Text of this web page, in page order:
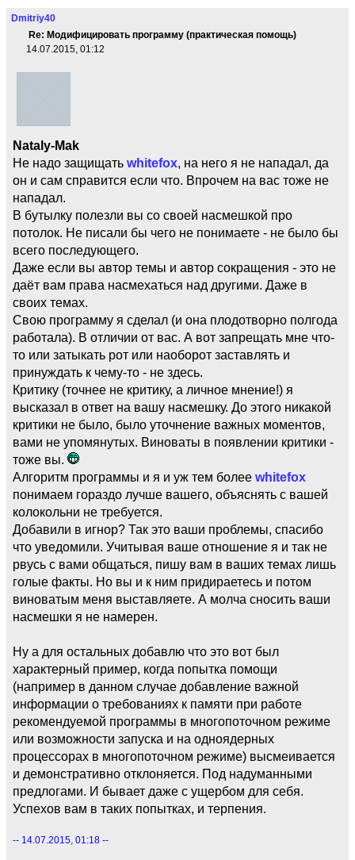
Dmitriy40
Re: Модифицировать программу (практическая помощь)
14.07.2015, 01:12
Nataly-Mak
Не надо защищать whitefox, на него я не нападал, да
он и сам справится если что. Впрочем на вас тоже не
нападал.
В бутылку полезли вы со своей насмешкой про
потолок. Не писали бы чего не понимаете - не было бы
всего последующего.
Даже если вы автор темы и автор сокращения - это не
даёт вам права насмехаться над другими. Даже в
своих темах.
Свою программу я сделал (и она плодотворно полгода
работала). В отличии от вас. А вот запрещать мне что-
то или затыкать рот или наоборот заставлять и
принуждать к чему-то - не здесь.
Критику (точнее не критику, а личное мнение!) я
высказал в ответ на вашу насмешку. До этого никакой
критики не было, было уточнение важных моментов,
вами не упомянутых. Виноваты в появлении критики -
тоже вы.
Алгоритм программы и я и уж тем более whitefox
понимаем гораздо лучше вашего, объяснять с вашей
колокольни не требуется.
Добавили в игнор? Так это ваши проблемы, спасибо
что уведомили. Учитывая ваше отношение я и так не
рвусь с вами общаться, пишу вам в ваших темах лишь
голые факты. Но вы и к ним придираетесь и потом
виноватым меня выставляете. А молча сносить ваши
насмешки я не намерен.
Ну а для остальных добавлю что это вот был
характерный пример, когда попытка помощи
(например в данном случае добавление важной
информации о требованиях к памяти при работе
рекомендуемой программы в многопоточном режиме
или возможности запуска и на одноядерных
процессорах в многопоточном режиме) высмеивается
и демонстративно отклоняется. Под надуманными
предлогами. И бывает даже с ущербом для себя.
Успехов вам в таких попытках, и терпения.
-- 14.07.2015, 01:18 --